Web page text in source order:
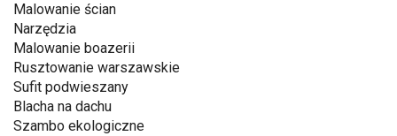
Malowanie ścian
Narzędzia
Malowanie boazerii
Rusztowanie warszawskie
Sufit podwieszany
Blacha na dachu
Szambo ekologiczne